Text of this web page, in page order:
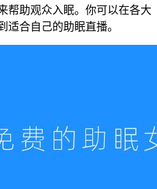
帮助观众入眠。你可以在各大
适合自己的助眠直播。